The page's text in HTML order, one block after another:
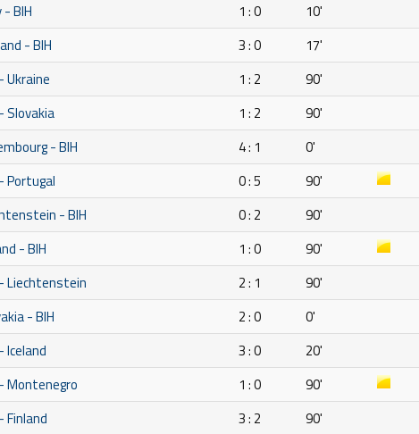
BIH 1 : 0
10'
- BIH 3 : 0
17'
Ukraine 1 : 2
90'
Slovakia 1 : 2
90'
- BIH 4 : 1
0'
Portugal 0 : 5
90'
- BIH 0 : 2
90'
- BIH 1 : 0
90'
Liechtenstein 2 : 1
90'
- BIH 2 : 0
0'
Iceland 3 : 0
20'
Montenegro 1 : 0
90'
Finland 3 : 2
90'